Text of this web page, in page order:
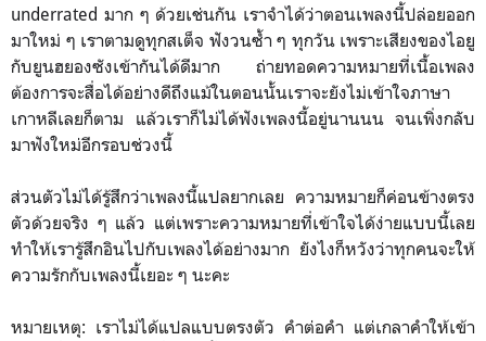
underrated มาก ๆ ด้วยเช่นกัน เราจำได้ว่าตอนเพลงนี้ปล่อยออก
มาใหม่ ๆ เราตามดูทุกสเต็จ ฟังวนซ้ำ ๆ ทุกวัน เพราะเสียงของไอยู
กับยูนฮยองซังเข้ากันได้ดีมาก ถ่ายทอดความหมายที่เนื้อเพลง
ต้องการจะสื่อได้อย่างดีถึงแม้ในตอนนั้นเราจะยังไม่เข้าใจภาษา
เกาหลีเลยก็ตาม แล้วเราก็ไม่ได้ฟังเพลงนี้อยู่นานนน จนเพิ่งกลับ
มาฟังใหม่อีกรอบช่วงนี้
ส่วนตัวไม่ได้รู้สึกว่าเพลงนี้แปลยากเลย ความหมายก็ค่อนข้างตรง
ตัวด้วยจริง ๆ แล้ว แต่เพราะความหมายที่เข้าใจได้ง่ายแบบนี้เลย
ทำให้เรารู้สึกอินไปกับเพลงได้อย่างมาก ยังไงก็หวังว่าทุกคนจะให้
ความรักกับเพลงนี้เยอะ ๆ นะคะ
หมายเหตุ: เราไม่ได้แปลแบบตรงตัว คำต่อคำ แต่เกลาคำให้เข้า